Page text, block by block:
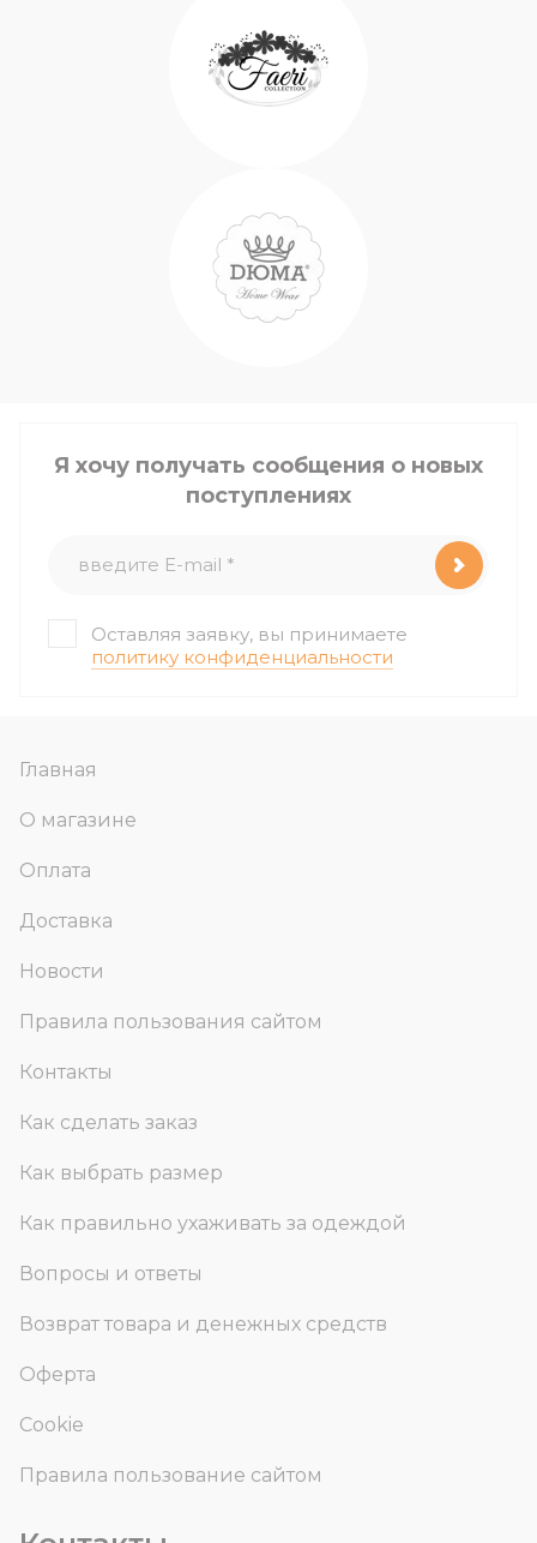
Главная
О магазине
Оплата
Доставка
Новости
Правила пользования сайтом
Контакты
Как сделать заказ
Как выбрать размер
Как правильно ухаживать за одеждой
Вопросы и ответы
Возврат товара и денежных средств
Оферта
Cookie
Правила пользование сайтом
Я хочу получать сообщения о новых
поступлениях
Оставляя заявку, вы принимаете
политику конфиденциальности